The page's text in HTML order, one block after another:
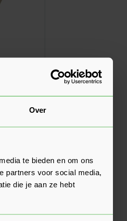
Over
te bieden en om ons
partners voor social media,
die je aan ze hebt
In mijn winkelwagen